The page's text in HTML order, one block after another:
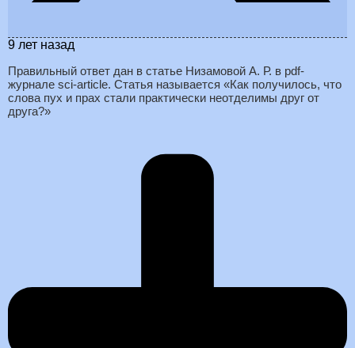
9 лет назад
Правильный ответ дан в статье Низамовой А. Р. в pdf-
журнале sci-article. Статья называется «Как получилось, что
слова пух и прах стали практически неотделимы друг от
друга?»